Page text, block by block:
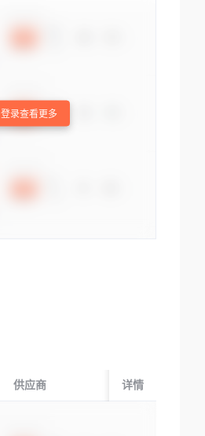
登录查看更多
供应商 起运国/地区
详情